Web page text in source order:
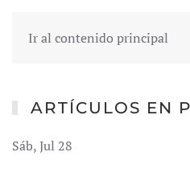
Ir al contenido principal
ARTÍCULOS EN
Sáb, Jul 28